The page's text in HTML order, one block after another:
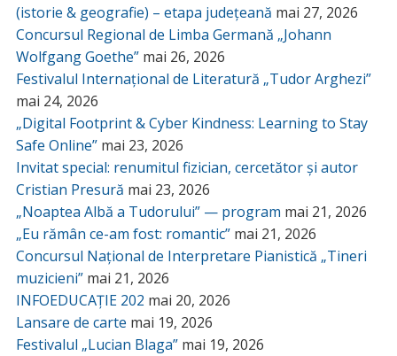
(istorie & geografie) – etapa județeană mai 27, 2026
Concursul Regional de Limba Germană „Johann
Wolfgang Goethe” mai 26, 2026
Festivalul Internațional de Literatură „Tudor Arghezi”
mai 24, 2026
„Digital Footprint & Cyber Kindness: Learning to Stay
Safe Online” mai 23, 2026
Invitat special: renumitul fizician, cercetător și autor
Cristian Presură mai 23, 2026
„Noaptea Albă a Tudorului” — program mai 21, 2026
„Eu rămân ce-am fost: romantic” mai 21, 2026
Concursul Național de Interpretare Pianistică „Tineri
muzicieni” mai 21, 2026
INFOEDUCAȚIE 202 mai 20, 2026
Lansare de carte mai 19, 2026
Festivalul „Lucian Blaga” mai 19, 2026